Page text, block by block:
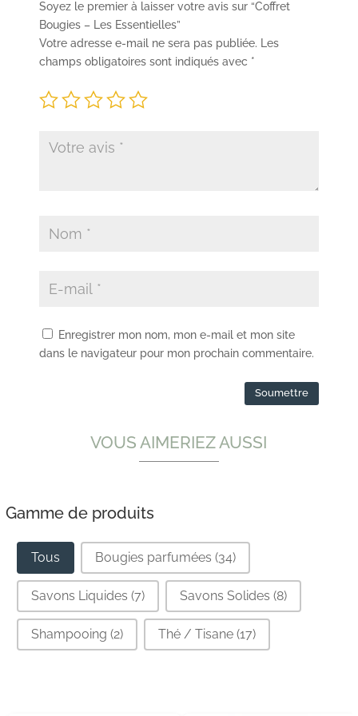
Soyez le premier à laisser votre avis sur “Coffret
Bougies – Les Essentielles”
Votre adresse e-mail ne sera pas publiée. Les
champs obligatoires sont indiqués avec *
Enregistrer mon nom, mon e-mail et mon site
dans le navigateur pour mon prochain commentaire.
VOUS AIMERIEZ AUSSI
Gamme de produits
Gamme de produits
Tous Bougies parfumées (34)
Savons Liquides (7) Savons Solides (8)
Shampooing (2) Thé / Tisane (17)